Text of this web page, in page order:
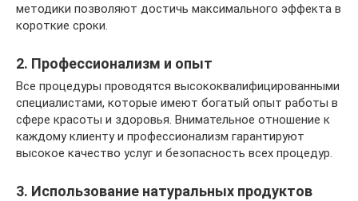
методики позволяют достичь максимального эффекта в
короткие сроки.
2. Профессионализм и опыт
Все процедуры проводятся высококвалифицированными
специалистами, которые имеют богатый опыт работы в
сфере красоты и здоровья. Внимательное отношение к
каждому клиенту и профессионализм гарантируют
высокое качество услуг и безопасность всех процедур.
3. Использование натуральных продуктов